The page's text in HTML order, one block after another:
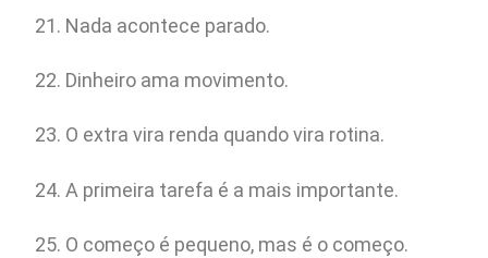
Nada acontece parado.
Dinheiro ama movimento.
O extra vira renda quando vira rotina.
A primeira tarefa é a mais importante.
O começo é pequeno, mas é o começo.